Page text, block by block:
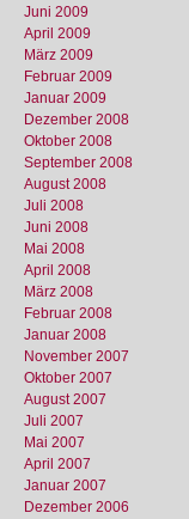
Juni 2009
April 2009
März 2009
Februar 2009
Januar 2009
Dezember 2008
Oktober 2008
September 2008
August 2008
Juli 2008
Juni 2008
Mai 2008
April 2008
März 2008
Februar 2008
Januar 2008
November 2007
Oktober 2007
August 2007
Juli 2007
Mai 2007
April 2007
Januar 2007
Dezember 2006